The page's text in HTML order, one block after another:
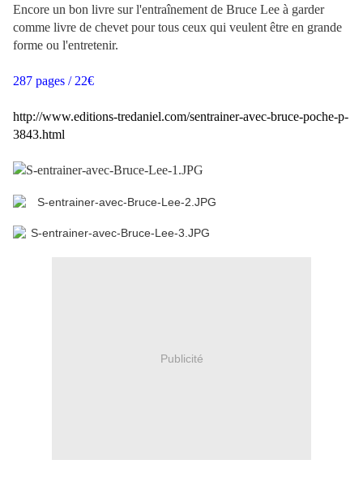
Encore un bon livre sur l'entraînement de Bruce Lee à garder
comme livre de chevet pour tous ceux qui veulent être en grande
forme ou l'entretenir.
287 pages / 22€
http://www.editions-tredaniel.com/sentrainer-avec-bruce-poche-p-
3843.html
Publicité